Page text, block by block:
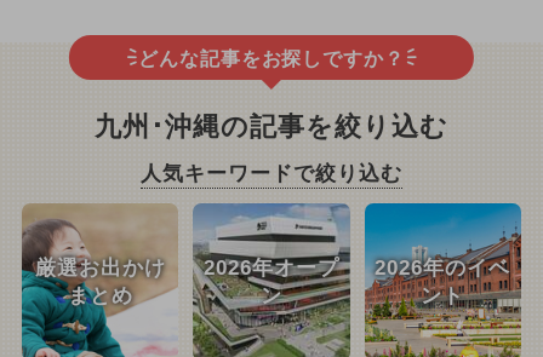
どんな記事をお探しですか？
九州･沖縄の記事を絞り込む
人気キーワードで絞り込む
厳選お出かけ
まとめ
2026年オープ
ン
2026年のイベ
ント